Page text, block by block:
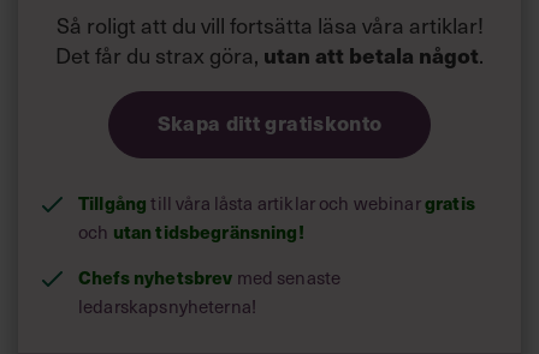
När jobbet är klart sätter kunderna betyg som läggs ut på
hemsidan. Efter 67 slutförda uppdrag är Roalds rankning
Så roligt att du vill fortsätta läsa våra artiklar!
Det får du strax göra, utan att betala något.
Skapa ditt gratiskonto
Tillgångtill våra låsta artiklar och webinargratis
och utan tidsbegränsning!
Chefs nyhetsbrev med senaste
ledarskapsnyheterna!